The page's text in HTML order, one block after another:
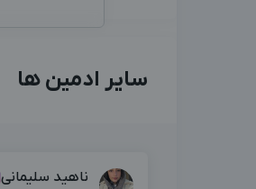
سایر ادمین ها
ناهید سلیمانی